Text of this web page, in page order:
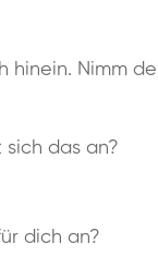
hinein. Nimm
das an?
dich an?